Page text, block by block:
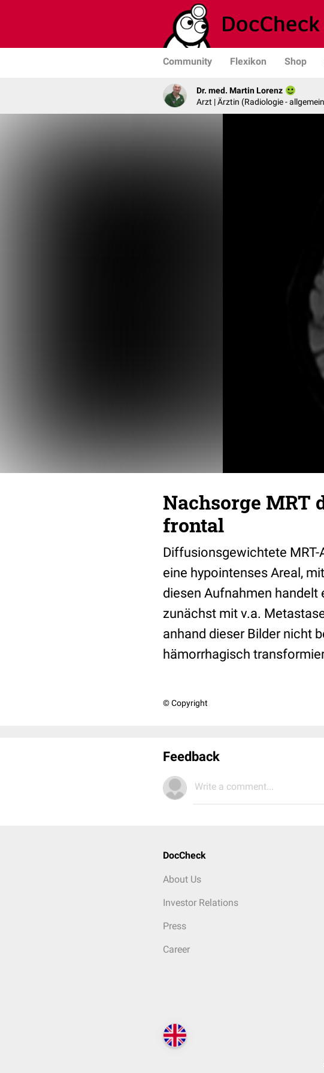
Community Flexikon Shop
Dr. med. Martin Lorenz
Arzt | Ärztin (Radiologie -
Nachsorge MRT
frontal
Diffusionsgewichtete
eine hypointenses Areal,
diesen Aufnahmen handelt
zunächst mit v.a.
anhand dieser Bilder nicht
hämorrhagisch
© Copyright
Feedback
Write a comment...
DocCheck
About Us
Investor Relations
Press
Career